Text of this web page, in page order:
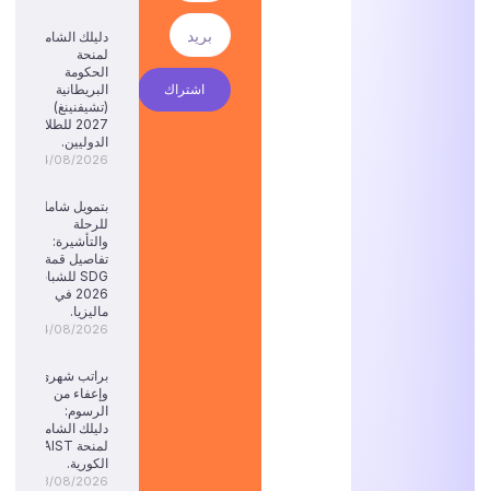
اشتراك
دليلك الشامل
لمنحة
الحكومة
البريطانية
(تشيفنينغ)
2027 للطلاب
الدوليين.
04/08/2026
بتمويل شامل
للرحلة
والتأشيرة:
تفاصيل قمة
SDG للشباب
2026 في
ماليزيا.
04/08/2026
براتب شهري
وإعفاء من
الرسوم:
دليلك الشامل
لمنحة KAIST
الكورية.
03/08/2026